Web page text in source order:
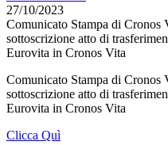
27/10/2023
Comunicato Stampa di Cronos
sottoscrizione atto di
Eurovita in Cronos Vita
Comunicato Stampa di Cronos
sottoscrizione atto di
Eurovita in Cronos Vita
Clicca Quì